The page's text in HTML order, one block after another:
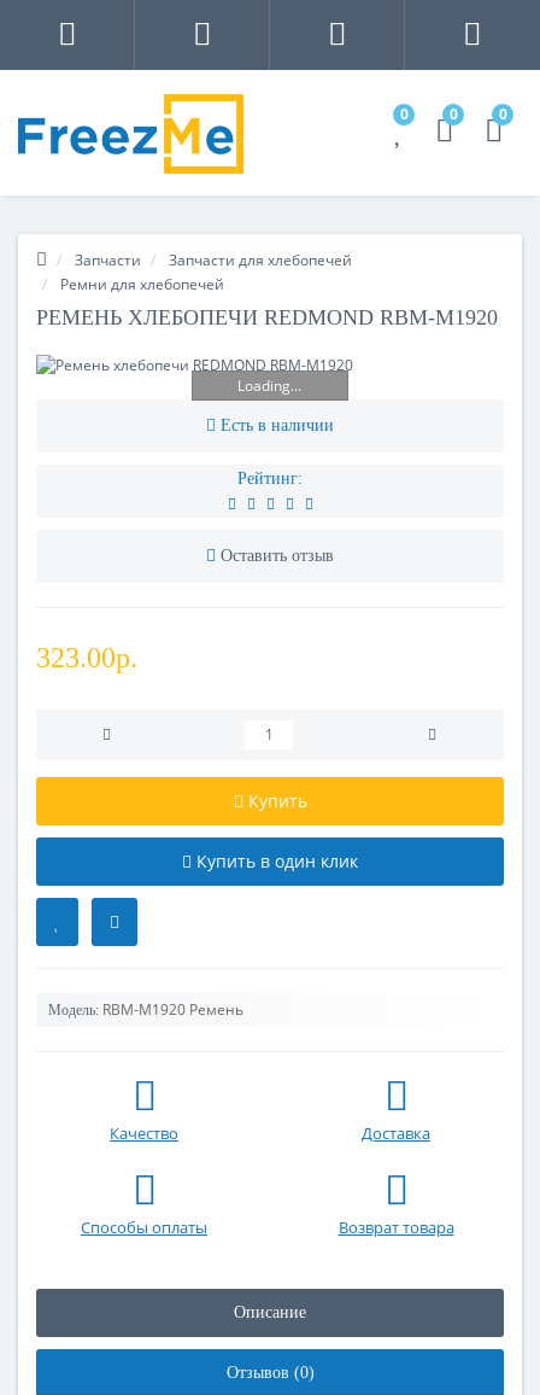
0 0 0
Запчасти
Запчасти для хлебопечей
Ремни для хлебопечей
РЕМЕНЬ ХЛЕБОПЕЧИ REDMOND RBM-M1920
Loading...
Есть в наличии
Рейтинг:
Оставить отзыв
323.00р.
Купить
Купить в один клик
Модель: RBM-M1920 Ремень
Качество Доставка
Способы оплаты Возврат товара
Описание
Отзывов (0)